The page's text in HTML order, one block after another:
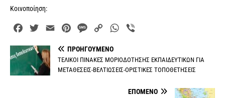
Κοινοποίηση:
c
e
b
i
t
t
a
n
t
M
s
s
p
y
W
t
e
ΠΡΟΗΓΟΎΜΕΝΟ
ΤΕΛΙΚΟΙ ΠΙΝΑΚΕΣ ΜΟΡΙΟΔΟΤΗΣΗΣ ΕΚΠΑΙΔΕΥΤΙΚΩΝ ΓΙΑ
ΜΕΤΑΘΕΣΕΙΣ-ΒΕΛΤΙΩΣΕΙΣ-ΟΡΙΣΤΙΚΕΣ ΤΟΠΟΘΕΤΗΣΕΙΣ
ΕΠΌΜΕΝΟ